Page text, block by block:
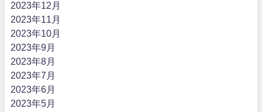
2023年12月
2023年11月
2023年10月
2023年9月
2023年8月
2023年7月
2023年6月
2023年5月